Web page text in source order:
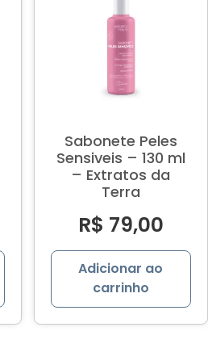
Sabonete Peles
Sensiveis – 130 ml
– Extratos da
Terra
R$ 79,00
Adicionar ao
carrinho